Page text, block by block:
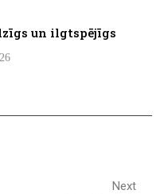
un ilgtspējīgs
Next